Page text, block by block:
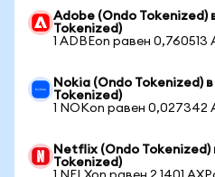
Adobe (Ondo Tokenized)
Tokenized)
1 ADBEon равен 0,760513
Nokia (Ondo Tokenized)
Tokenized)
1 NOKon равен 0,027342
Netflix (Ondo Tokenized)
Tokenized)